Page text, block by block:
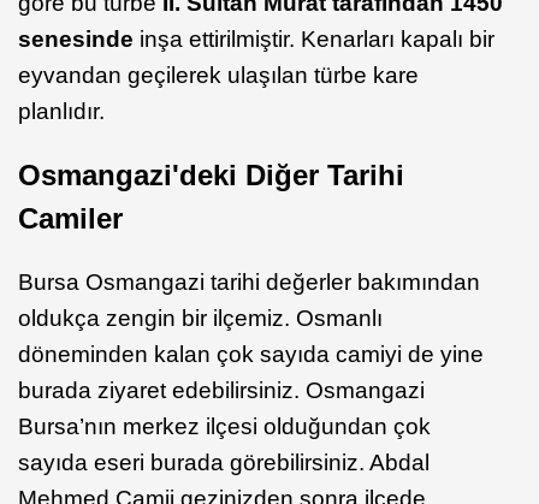
senesinde inşa ettirilmiştir. Kenarları kapalı bir
eyvandan geçilerek ulaşılan türbe kare
planlıdır.
Osmangazi'deki Diğer Tarihi
Camiler
Bursa Osmangazi tarihi değerler bakımından
oldukça zengin bir ilçemiz. Osmanlı
döneminden kalan çok sayıda camiyi de yine
burada ziyaret edebilirsiniz. Osmangazi
Bursa’nın merkez ilçesi olduğundan çok
sayıda eseri burada görebilirsiniz. Abdal
Mehmed Camii gezinizden sonra ilçede